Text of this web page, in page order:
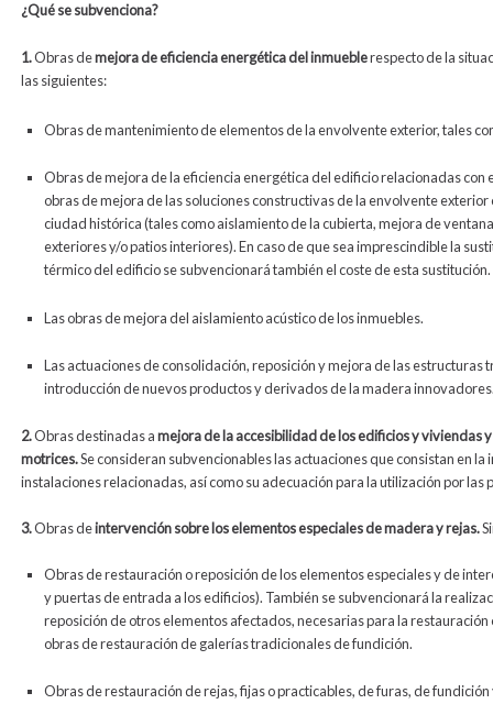
¿Qué se subvenciona?
1.Obras demejora de eficiencia energética del inmueblerespecto de la
las siguientes:
Obras de mantenimiento de elementos de la envolvente exterior, tales
Obras de mejora de la eficiencia energética del edificio relacionadas
obras de mejora de las soluciones constructivas de la envolvente
ciudad histórica (tales como aislamiento de la cubierta, mejora de
exteriores y/o patios interiores). En caso de que sea imprescindible la
térmico del edificio se subvencionará también el coste de esta sustitución.
Las obras de mejora del aislamiento acústico de los inmuebles.
Las actuaciones de consolidación, reposición y mejora de las
introducción de nuevos productos y derivados de la madera
2.Obras destinadas amejora de la accesibilidad de los edificios y viviendas
motrices.Se consideran subvencionables las actuaciones que consistan en
instalaciones relacionadas, así como su adecuación para la utilización por las
3.Obras deintervención sobre los elementos especiales de madera y rejas.
Obras de restauración o reposición de los elementos especiales y de
y puertas de entrada a los edificios). También se subvencionará la
reposición de otros elementos afectados, necesarias para la
obras de restauración de galerías tradicionales de fundición.
Obras de restauración de rejas, fijas o practicables, de furas, de